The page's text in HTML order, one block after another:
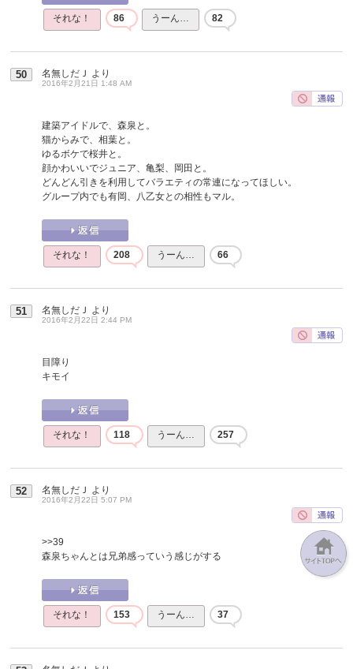
それな！ 86 うーん… 82
50 名無しだＪ より
2016年2月21日 1:48 AM
建築アイドルで、森泉と。
猫からみで、相葉と。
ゆるボケで桜井と。
顔かわいいでジュニア、亀梨、岡田と。
どんどん引きを利用してバラエティの常連になってほしい。
グループ内でも有岡、八乙女との相性もマル。
それな！ 208 うーん… 66
51 名無しだＪ より
2016年2月22日 2:44 PM
目障り
キモイ
それな！ 118 うーん… 257
52 名無しだＪ より
2016年2月22日 5:07 PM
>>39
森泉ちゃんとは兄弟感っていう感じがする
それな！ 153 うーん… 37